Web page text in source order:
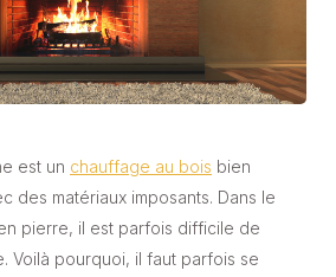
est un chauffage au bois bien
des matériaux imposants. Dans le
pierre, il est parfois difficile de
Voilà pourquoi, il faut parfois se